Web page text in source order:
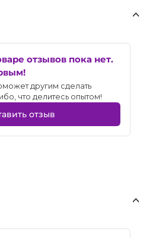
отзывов пока нет.
другим сделать
что делитесь опытом!
отзыв